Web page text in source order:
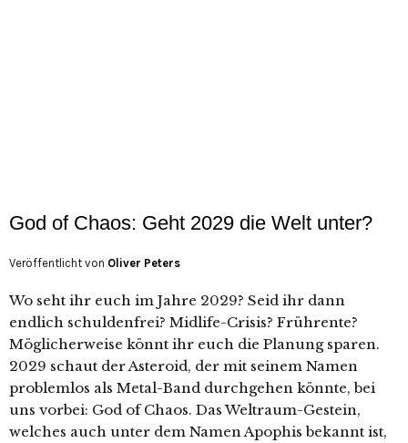
God of Chaos: Geht 2029 die Welt unter?
Veröffentlicht von Oliver Peters
Wo seht ihr euch im Jahre 2029? Seid ihr dann
endlich schuldenfrei? Midlife-Crisis? Frührente?
Möglicherweise könnt ihr euch die Planung sparen.
2029 schaut der Asteroid, der mit seinem Namen
problemlos als Metal-Band durchgehen könnte, bei
uns vorbei: God of Chaos. Das Weltraum-Gestein,
welches auch unter dem Namen Apophis bekannt ist,